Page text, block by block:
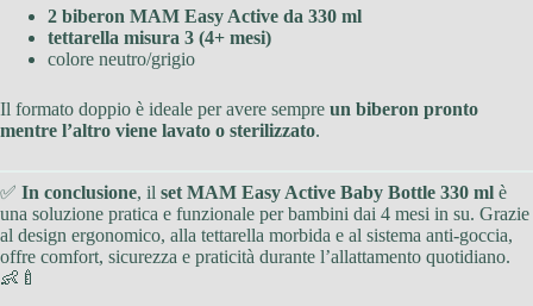
2 biberon MAM Easy Active da 330 ml
tettarella misura 3 (4+ mesi)
colore neutro/grigio
Il formato doppio è ideale per avere sempre un biberon pronto
mentre l’altro viene lavato o sterilizzato.
✅ In conclusione, il set MAM Easy Active Baby Bottle 330 ml è
una soluzione pratica e funzionale per bambini dai 4 mesi in su. Grazie
al design ergonomico, alla tettarella morbida e al sistema anti-goccia,
offre comfort, sicurezza e praticità durante l’allattamento quotidiano.
👶🍼